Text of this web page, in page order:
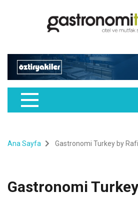
Ana Sayfa Gastronomi Turkey by
Gastronomi